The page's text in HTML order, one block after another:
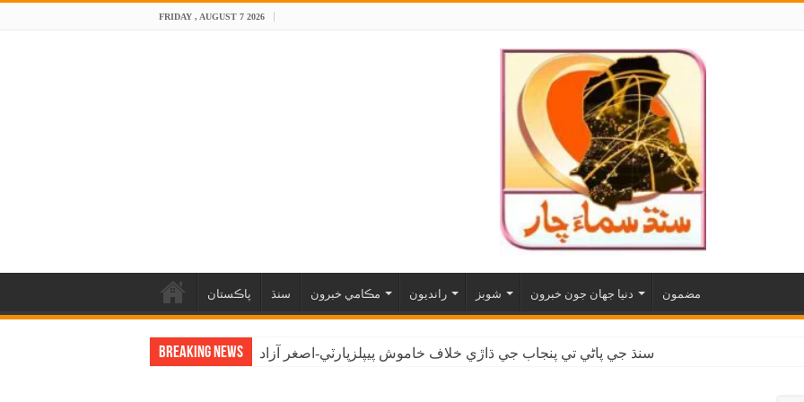
FRIDAY , AUGUST 7 2026
پاڪستان سنڌ مڪامي خبرون رانديون شوبز دنيا جهان جون خبرون مضمون
Breaking News سنڌ جي پاڻي تي پنجاب جي ڌاڙي خلاف خاموش پيپلزپارٽي-اصغر آزاد